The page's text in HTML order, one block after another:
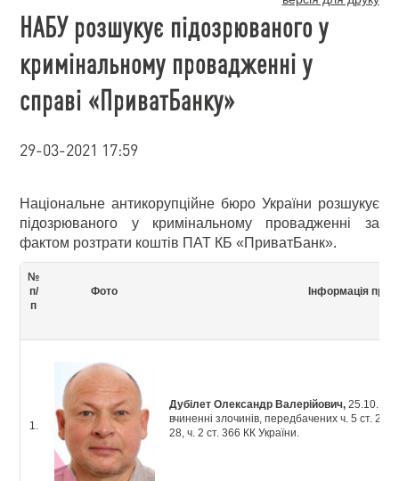
НАБУ розшукує підозрюваного у
кримінальному провадженні у
справі «ПриватБанку»
29-03-2021 17:59
Національне антикорупційне бюро України розшукує
підозрюваного у кримінальному провадженні за
фактом розтрати коштів ПАТ КБ «ПриватБанк».
№
п/
п
Фото Інформація про
1.
Дубілет Олександр Валерійович,
вчиненні злочинів, передбачених ч. 5 ст. 27,
28, ч. 2 ст. 366 КК України.